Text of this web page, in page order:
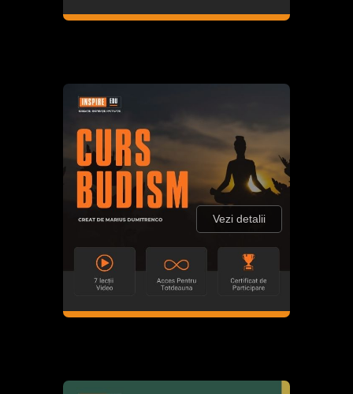
Vezi detalii